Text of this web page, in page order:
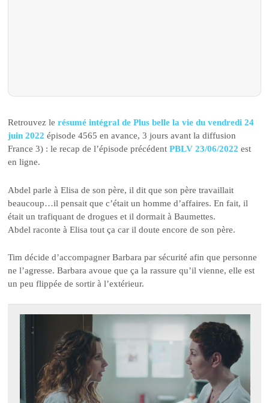
Retrouvez lerésumé intégral de Plus belle la vie du vendredi 24
juin 2022 épisode 4565 en avance, 3 jours avant la diffusion
France 3) : le recap de l’épisode précédentPBLV 23/06/2022 est
en ligne.
Abdel parle à Elisa de son père, il dit que son père travaillait
beaucoup…il pensait que c’était un homme d’affaires. En fait, il
était un trafiquant de drogues et il dormait à Baumettes.
Abdel raconte à Elisa tout ça car il doute encore de son père.
Tim décide d’accompagner Barbara par sécurité afin que personne
ne l’agresse. Barbara avoue que ça la rassure qu’il vienne, elle est
un peu flippée de sortir à l’extérieur.